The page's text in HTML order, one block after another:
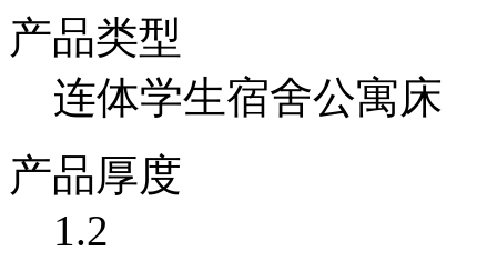
产品类型
连体学生宿舍公寓床
产品厚度
1.2